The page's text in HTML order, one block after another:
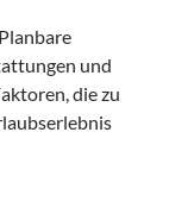
und
die zu